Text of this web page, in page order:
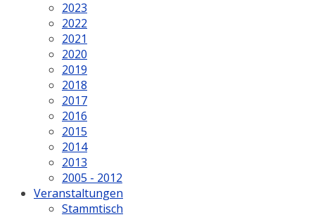
2023
2022
2021
2020
2019
2018
2017
2016
2015
2014
2013
2005 - 2012
Veranstaltungen
Stammtisch